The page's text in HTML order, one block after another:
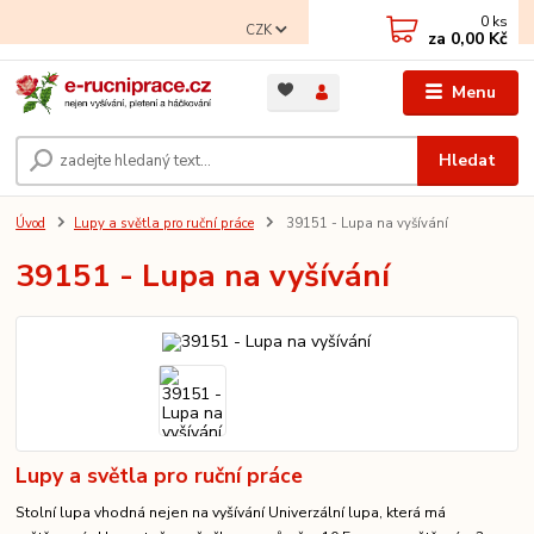
Menu
CZK
Hledat
0 ks
za 0,00 Kč
Úvod Lupy a světla pro ruční práce 39151 - Lupa na vyšívání
39151 - Lupa na vyšívání
Lupy a světla pro ruční práce
Stolní lupa vhodná nejen na vyšívání Univerzální lupa, která má